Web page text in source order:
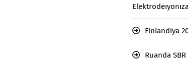
Finlandiya
Ruanda